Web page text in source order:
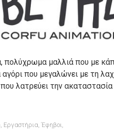
πολύχρωμα μαλλιά που με
που μεγαλώνει με τη
λατρεύει την ακαταστασία
, Εργαστήρια,Έφηβοι,